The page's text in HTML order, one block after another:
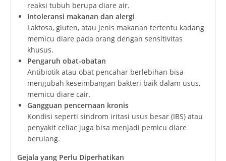
reaksi tubuh berupa diare air.
Intoleransi makanan dan alergi
Laktosa, gluten, atau jenis makanan tertentu kadang
memicu diare pada orang dengan sensitivitas
khusus.
Pengaruh obat-obatan
Antibiotik atau obat pencahar berlebihan bisa
mengubah keseimbangan bakteri baik dalam usus,
memicu diare cair.
Gangguan pencernaan kronis
Kondisi seperti sindrom iritasi usus besar (IBS) atau
penyakit celiac juga bisa menjadi pemicu diare
berulang.
Gejala yang Perlu Diperhatikan